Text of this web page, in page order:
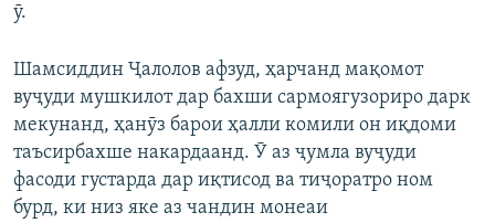
ӯ.
Шамсиддин Ҷалолов афзуд, ҳарчанд мақомот
вуҷуди мушкилот дар бахши сармоягузориро дарк
мекунанд, ҳанӯз барои ҳалли комили он иқдоми
таъсирбахше накардаанд. Ӯ аз ҷумла вуҷуди
фасоди густарда дар иқтисод ва тиҷоратро ном
бурд, ки низ яке аз чандин монеаи